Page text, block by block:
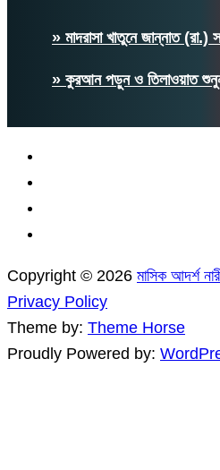
» মাদরাসা খাতুনে জান্নাত
» কুরআন পড়ুন ও তিলাওয়াত
Copyright © 2026 মাসিক আদর্শ
Privacy Policy
Theme by: Theme Horse
Proudly Powered by: